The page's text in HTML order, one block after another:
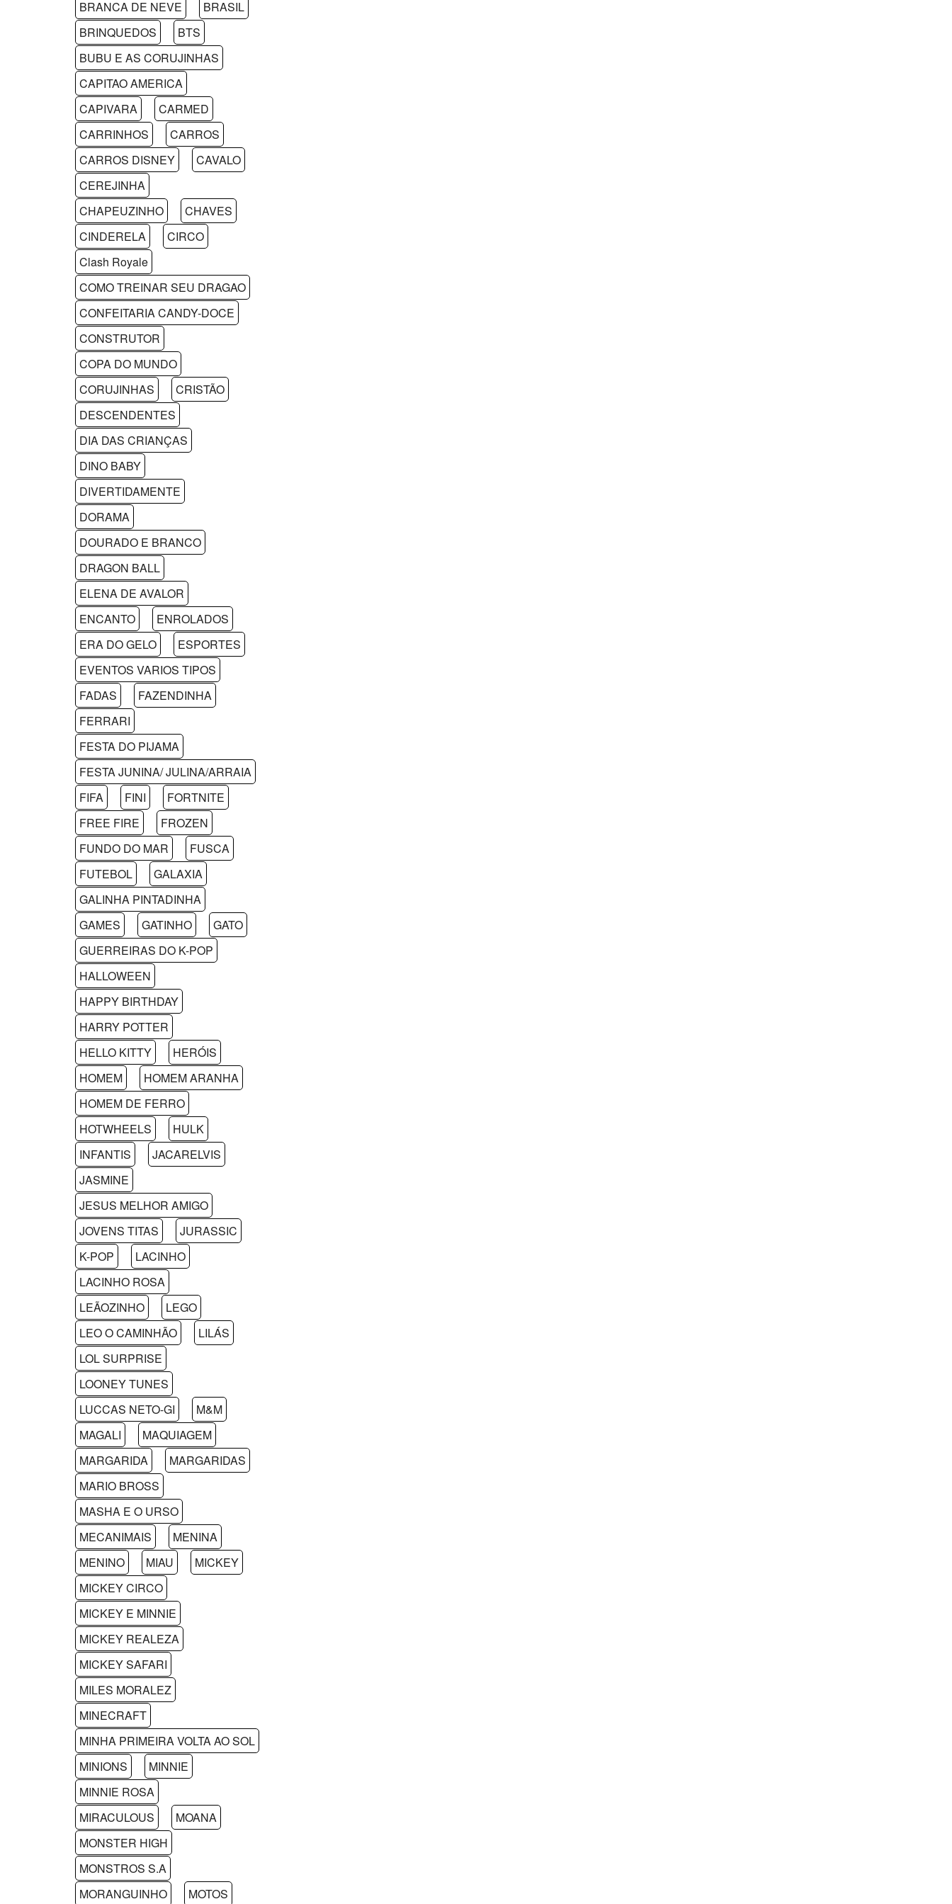
BRANCA DE NEVE
BRASIL
BRINQUEDOS
BTS
BUBU E AS CORUJINHAS
CAPITAO AMERICA
CAPIVARA
CARMED
CARRINHOS
CARROS
CARROS DISNEY
CAVALO
CEREJINHA
CHAPEUZINHO
CHAVES
CINDERELA
CIRCO
Clash Royale
COMO TREINAR SEU DRAGAO
CONFEITARIA CANDY-DOCE
CONSTRUTOR
COPA DO MUNDO
CORUJINHAS
CRISTÃO
DESCENDENTES
DIA DAS CRIANÇAS
DINO BABY
DIVERTIDAMENTE
DORAMA
DOURADO E BRANCO
DRAGON BALL
ELENA DE AVALOR
ENCANTO
ENROLADOS
ERA DO GELO
ESPORTES
EVENTOS VARIOS TIPOS
FADAS
FAZENDINHA
FERRARI
FESTA DO PIJAMA
FESTA JUNINA/ JULINA/ARRAIA
FIFA
FINI
FORTNITE
FREE FIRE
FROZEN
FUNDO DO MAR
FUSCA
FUTEBOL
GALAXIA
GALINHA PINTADINHA
GAMES
GATINHO
GATO
GUERREIRAS DO K-POP
HALLOWEEN
HAPPY BIRTHDAY
HARRY POTTER
HELLO KITTY
HERÓIS
HOMEM
HOMEM ARANHA
HOMEM DE FERRO
HOTWHEELS
HULK
INFANTIS
JACARELVIS
JASMINE
JESUS MELHOR AMIGO
JOVENS TITAS
JURASSIC
K-POP
LACINHO
LACINHO ROSA
LEÃOZINHO
LEGO
LEO O CAMINHÃO
LILÁS
LOL SURPRISE
LOONEY TUNES
LUCCAS NETO-GI
M&M
MAGALI
MAQUIAGEM
MARGARIDA
MARGARIDAS
MARIO BROSS
MASHA E O URSO
MECANIMAIS
MENINA
MENINO
MIAU
MICKEY
MICKEY CIRCO
MICKEY E MINNIE
MICKEY REALEZA
MICKEY SAFARI
MILES MORALEZ
MINECRAFT
MINHA PRIMEIRA VOLTA AO SOL
MINIONS
MINNIE
MINNIE ROSA
MIRACULOUS
MOANA
MONSTER HIGH
MONSTROS S.A
MORANGUINHO
MOTOS